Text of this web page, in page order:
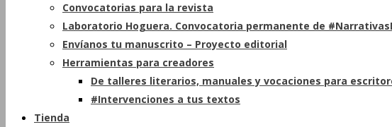
Convocatorias para la revista
Laboratorio Hoguera. Convocatoria permanente de
Envíanos tu manuscrito – Proyecto editorial
Herramientas para creadores
De talleres literarios, manuales y vocaciones para
#Intervenciones a tus textos
Tienda